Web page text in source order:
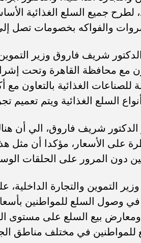
لطرح جميع السلع الغذائية
والفواكه بخصومات تصل إلي
شريف فاروق وزير
مع محافظة القاهرة وتحت
السلع الغذائية ويتم
الدكتور شريف فاروق، الي أن
على الأسعار، مؤكدا أن مثل
دون المرور على الحلقات
التموين والتجارة
وصول السلع للمواطنين
ومعارض بيع السلع على مستوى
للمواطنين في مختلف مناطق